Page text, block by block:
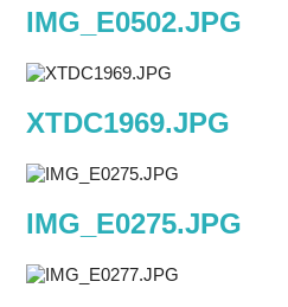
IMG_E0502.JPG
XTDC1969.JPG
IMG_E0275.JPG